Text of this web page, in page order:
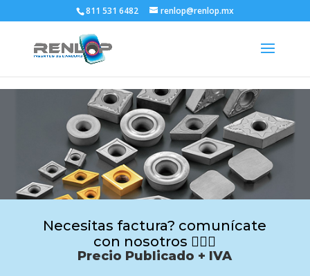
811 531 6482 renlop@renlop.mx
Necesitas factura? comunícate
con nosotros 🙋🏻‍♂️
Precio Publicado + IVA